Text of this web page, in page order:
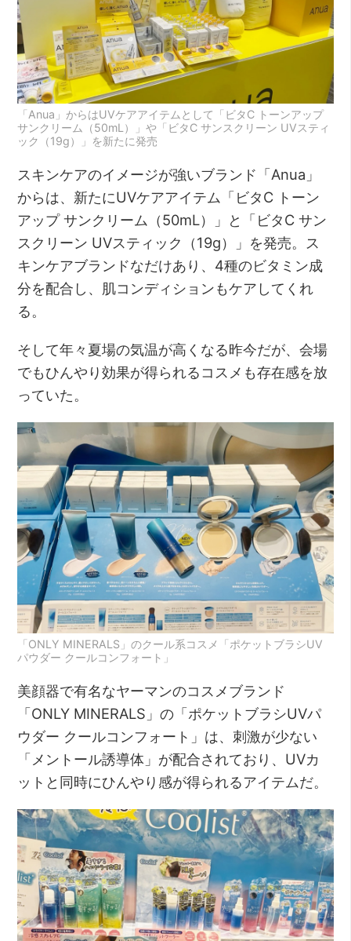
「Anua」からはUVケアアイテムとして「ビタC トーンアップ
サンクリーム（50mL）」や「ビタC サンスクリーン UVスティ
ック（19g）」を新たに発売
スキンケアのイメージが強いブランド「Anua」
からは、新たにUVケアアイテム「ビタC トーン
アップ サンクリーム（50mL）」と「ビタC サン
スクリーン UVスティック（19g）」を発売。ス
キンケアブランドなだけあり、4種のビタミン成
分を配合し、肌コンディションもケアしてくれ
る。
そして年々夏場の気温が高くなる昨今だが、会場
でもひんやり効果が得られるコスメも存在感を放
っていた。
「ONLY MINERALS」のクール系コスメ「ポケットブラシUV
パウダー クールコンフォート」
美顔器で有名なヤーマンのコスメブランド
「ONLY MINERALS」の「ポケットブラシUVパ
ウダー クールコンフォート」は、刺激が少ない
「メントール誘導体」が配合されており、UVカ
ットと同時にひんやり感が得られるアイテムだ。